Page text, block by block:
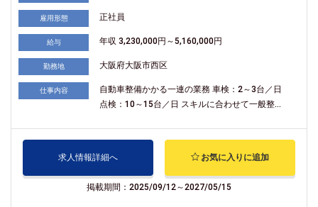
雇用形態 正社員
給与 年収 3,230,000円～5,160,000円
勤務地 大阪府大阪市西区
仕事内容
自動車整備かかる一連の業務 車検：2～3台／日
点検：10～15台／日 スキルに合わせて一般整...
求人情報詳細へ お気に入りに追加
掲載期間：2025/09/12～2027/05/15